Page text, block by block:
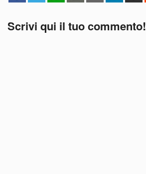
Scrivi qui il tuo commento!